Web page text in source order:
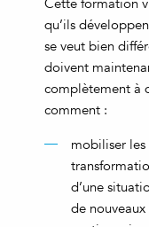
Cette formation
qu’ils
se veut bien
doivent
complètement à
comment :
mobiliser
d’une
de